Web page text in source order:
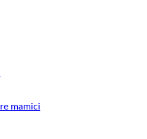
mamici